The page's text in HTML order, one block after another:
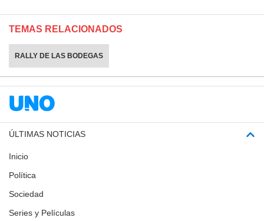
TEMAS RELACIONADOS
RALLY DE LAS BODEGAS
ÚLTIMAS NOTICIAS
Inicio
Política
Sociedad
Series y Películas